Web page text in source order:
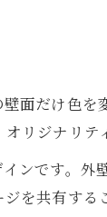
面だけ色を
リジナリテ
ンです。外
を共有す